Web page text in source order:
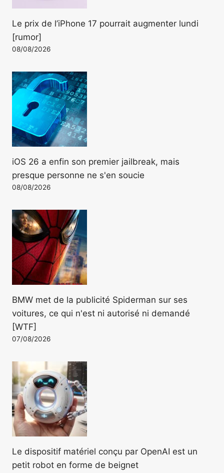
Le prix de l’iPhone 17 pourrait augmenter lundi
[rumor]
08/08/2026
iOS 26 a enfin son premier jailbreak, mais
presque personne ne s'en soucie
08/08/2026
BMW met de la publicité Spiderman sur ses
voitures, ce qui n'est ni autorisé ni demandé
[WTF]
07/08/2026
Le dispositif matériel conçu par OpenAI est un
petit robot en forme de beignet